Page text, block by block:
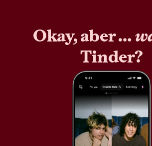
Okay, aber …
Tinder?